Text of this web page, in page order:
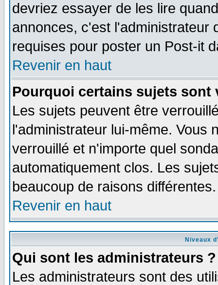
devriez essayer de les lire
annonces, c'est l'administrateur
requises pour poster un Post-it
Revenir en haut
Pourquoi certains sujets sont
Les sujets peuvent être
l'administrateur lui-même. Vous
verrouillé et n'importe quel
automatiquement clos. Les
beaucoup de raisons différentes.
Revenir en haut
Niveaux
Qui sont les administrateurs ?
Les administrateurs sont des